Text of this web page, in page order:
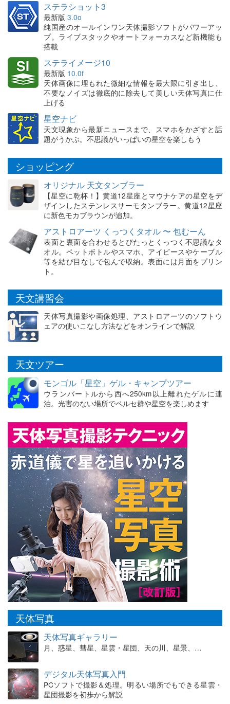
ステラショット3
最新版 3.0o
純国産のオールインワン天体撮影ソフトがパワーアッ
プ。ライブスタックやオートフォーカスなど新機能も
搭載
ステライメージ10
最新版 10.0f
天体画像に埋もれた微細な情報を最大限に引き出し、
不要なノイズは徹底的に除去して美しい天体写真に仕
上げる
星空ナビ
天文現象から最新ニュースまで、スマホをかざすと話
題がうかぶ。不思議がいっぱいの星空を楽しもう
ショッピング
オリジナル 天文タンブラー
【星空に乾杯！】黄道12星座とマウナケアの星空をデ
ザインしたステンレスサーモタンブラー。黄道12星座
に新色モカブラウンが追加。
アストロアーツ くっつくタオル 〜 包むーん
表面と裏面を合わせるとぴたっとくっつく不思議なタ
オル。ペットボトルやスマホ、アイピースやケーブル
等を結び目なしで包んで収納。表面には月面をプリン
ト。
天文講習会
天体写真撮影や画像処理、アストロアーツのソフトウ
ェアの使いこなし方法などをオンラインで解説
天文ツアー
モンゴル「星空」ゲル・キャンプツアー
ウランバートルから西へ250km以上離れたゲルに連
泊。光害のない場所でペルセ群や星空を楽しめます
天体写真
天体写真ギャラリー
月、惑星、彗星、星雲・星団、天の川、星景、…
デジタル天体写真入門
PCソフトで撮影＆処理。明るい場所でもできる星雲・
星団撮影を初歩から解説